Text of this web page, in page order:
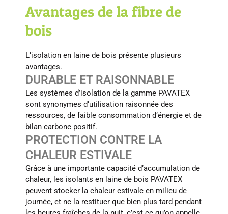
Avantages de la fibre de
bois
L’isolation en laine de bois présente plusieurs
avantages.
DURABLE ET RAISONNABLE
Les systèmes d’isolation de la gamme PAVATEX
sont synonymes d’utilisation raisonnée des
ressources, de faible consommation d’énergie et de
bilan carbone positif.
PROTECTION CONTRE LA
CHALEUR ESTIVALE
Grâce à une importante capacité d’accumulation de
chaleur, les isolants en laine de bois PAVATEX
peuvent stocker la chaleur estivale en milieu de
journée, et ne la restituer que bien plus tard pendant